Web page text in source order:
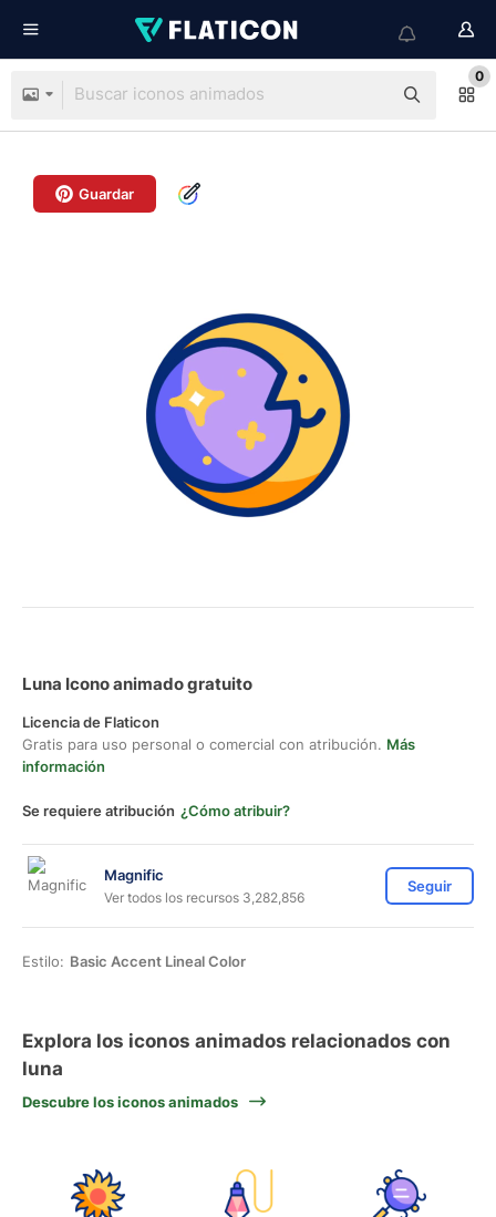
0
Guardar
Luna Icono animado gratuito
Licencia de Flaticon
Gratis para uso personal o comercial con atribución. Más
información
Se requiere atribución ¿Cómo atribuir?
Magnific
Ver todos los recursos 3,282,856
Seguir
Estilo: Basic Accent Lineal Color
Explora los iconos animados relacionados con
luna
Descubre los iconos animados